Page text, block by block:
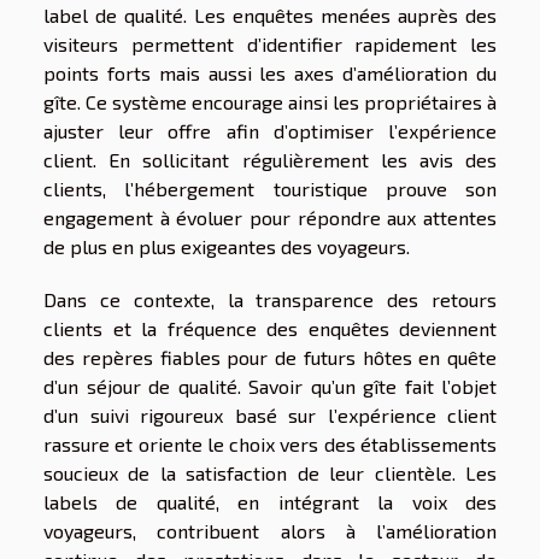
label de qualité. Les enquêtes menées auprès des
visiteurs permettent d’identifier rapidement les
points forts mais aussi les axes d’amélioration du
gîte. Ce système encourage ainsi les propriétaires à
ajuster leur offre afin d’optimiser l’expérience
client. En sollicitant régulièrement les avis des
clients, l’hébergement touristique prouve son
engagement à évoluer pour répondre aux attentes
de plus en plus exigeantes des voyageurs.
Dans ce contexte, la transparence des retours
clients et la fréquence des enquêtes deviennent
des repères fiables pour de futurs hôtes en quête
d’un séjour de qualité. Savoir qu’un gîte fait l’objet
d’un suivi rigoureux basé sur l’expérience client
rassure et oriente le choix vers des établissements
soucieux de la satisfaction de leur clientèle. Les
labels de qualité, en intégrant la voix des
voyageurs, contribuent alors à l’amélioration